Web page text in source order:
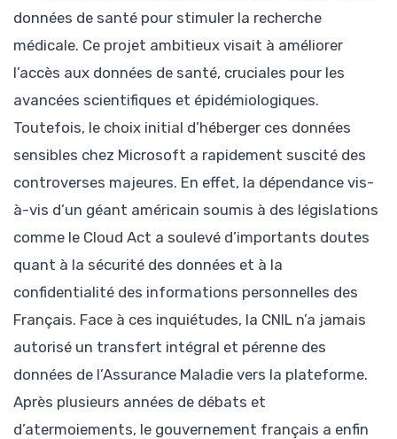
données de santé pour stimuler la recherche
médicale. Ce projet ambitieux visait à améliorer
l’accès aux données de santé, cruciales pour les
avancées scientifiques et épidémiologiques.
Toutefois, le choix initial d’héberger ces données
sensibles chez Microsoft a rapidement suscité des
controverses majeures. En effet, la dépendance vis-
à-vis d’un géant américain soumis à des législations
comme le Cloud Act a soulevé d’importants doutes
quant à la sécurité des données et à la
confidentialité des informations personnelles des
Français. Face à ces inquiétudes, la CNIL n’a jamais
autorisé un transfert intégral et pérenne des
données de l’Assurance Maladie vers la plateforme.
Après plusieurs années de débats et
d’atermoiements, le gouvernement français a enfin